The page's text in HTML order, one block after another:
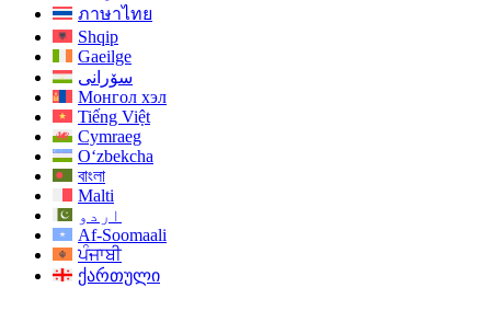
ภาษาไทย
Shqip
Gaeilge
سۆرانی
Монгол хэл
Tiếng Việt
Cymraeg
O‘zbekcha
বাংলা
Malti
اردو
Af-Soomaali
ਪੰਜਾਬੀ
ქართული